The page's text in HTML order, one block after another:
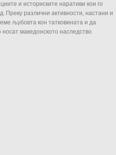
и историските наративи кои го
Преку различни активности, настани и
љубовта кон татковината и да
македонското наследство.